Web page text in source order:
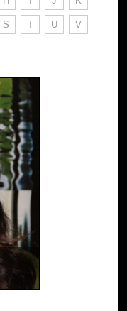
S T U V